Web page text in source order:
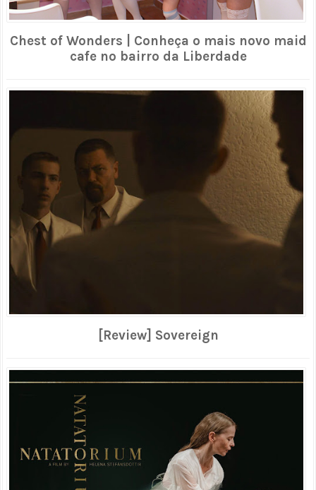
Chest of Wonders | Conheça o mais novo maid
cafe no bairro da Liberdade
[Review] Sovereign